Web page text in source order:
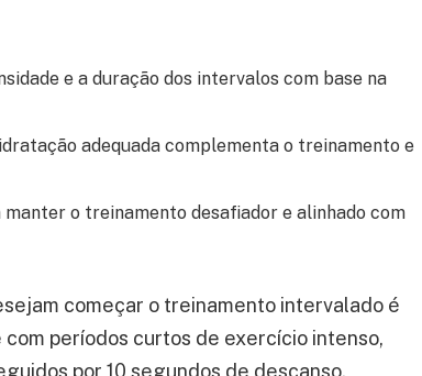
e a duração dos intervalos com base na
adequada complementa o treinamento e
o treinamento desafiador e alinhado com
começar o treinamento intervalado é
períodos curtos de exercício intenso,
por 10 segundos de descanso.